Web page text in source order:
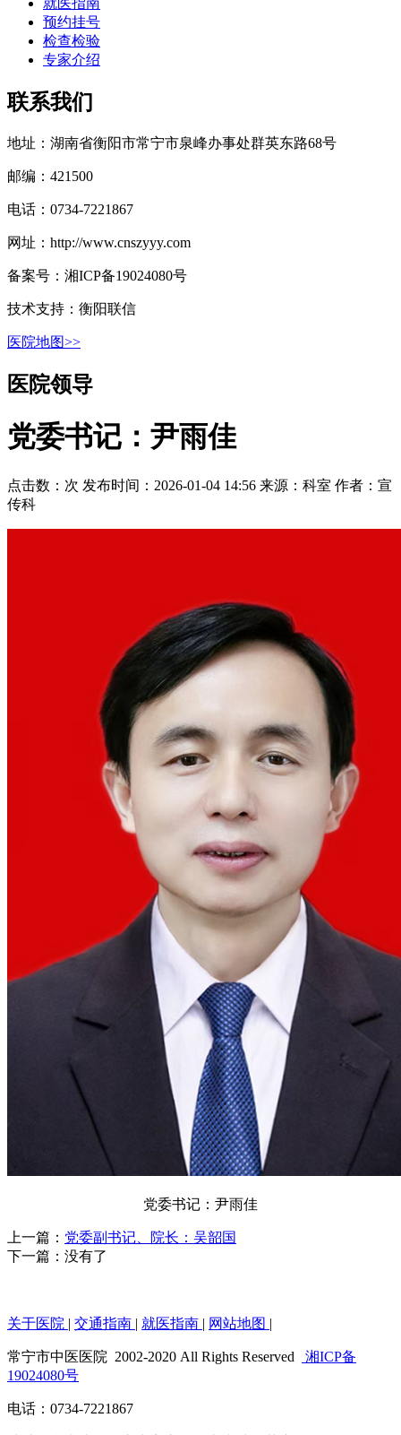
就医指南
预约挂号
检查检验
专家介绍
联系我们
地址：湖南省衡阳市常宁市泉峰办事处群英东路68号
邮编：421500
电话：0734-7221867
网址：http://www.cnszyyy.com
备案号：湘ICP备19024080号
技术支持：衡阳联信
医院地图>>
医院领导
党委书记：尹雨佳
点击数： 次 发布时间：2026-01-04 14:56 来源：科室 作者：宣
传科
党委书记：尹雨佳
上一篇： 党委副书记、院长：吴韶国
下一篇：没有了
关于医院 | 交通指南 | 就医指南 | 网站地图 |
常宁市中医医院 2002-2020 All Rights Reserved
湘ICP备
19024080号
电话：0734-7221867